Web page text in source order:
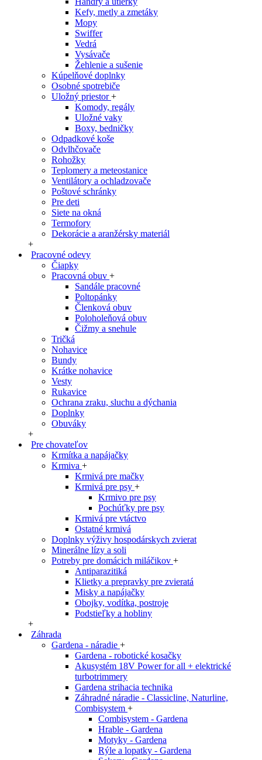
Kefy, metly a zmetáky
Mopy
Swiffer
Vedrá
Vysávače
Žehlenie a sušenie
Kúpelňové doplnky
Osobné spotrebiče
Uložný priestor+
Komody, regály
Uložné vaky
Boxy, bedničky
Odpadkové koše
Odvlhčovače
Rohožky
Teplomery a meteostanice
Ventilátory a ochladzovače
Poštové schránky
Pre deti
Siete na okná
Termofory
Dekorácie a aranžérsky materiál
+
Pracovné odevy
Čiapky
Pracovná obuv +
Sandále pracovné
Poltopánky
Členková obuv
Poloholeňová obuv
Čižmy a snehule
Tričká
Nohavice
Bundy
Krátke nohavice
Vesty
Rukavice
Ochrana zraku, sluchu a dýchania
Doplnky
Obuváky
+
Pre chovateľov
Krmítka a napájačky
Krmiva +
Krmivá pre mačky
Krmivá pre psy +
Krmivo pre psy
Pochúťky pre psy
Krmivá pre vtáctvo
Ostatné krmivá
Doplnky výživy hospodárskych zvierat
Minerálne lízy a soli
Potreby pre domácich miláčikov +
Antiparazitiká
Klietky a prepravky pre zvieratá
Misky a napájačky
Obojky, vodítka, postroje
Podstieľky a hobliny
+
Záhrada
Gardena - náradie +
Gardena - robotické kosačky
Akusystém 18V Power for all + elektrické
turbotrimmery
Gardena strihacia technika
Záhradné náradie - Classicline, Naturline,
Combisystem +
Combisystem - Gardena
Hrable - Gardena
Motyky - Gardena
Rýle a lopatky - Gardena